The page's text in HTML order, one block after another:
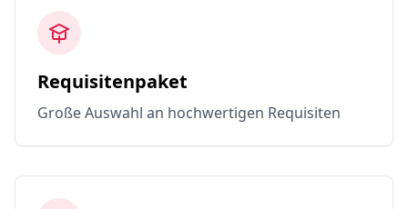
Requisitenpaket
Große Auswahl an hochwertigen Requisiten